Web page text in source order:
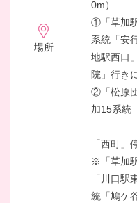
場所
0m）
①「草加
系統「安
地駅西口
院」行き
②「松原
加15系統
「西町」
※「草加
「川口
統「鳩ケ